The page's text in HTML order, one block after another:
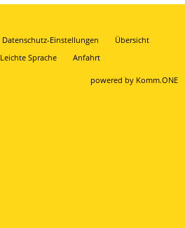
Datenschutz-Einstellungen
Übersicht
Leichte Sprache Anfahrt
powered by Komm.ONE